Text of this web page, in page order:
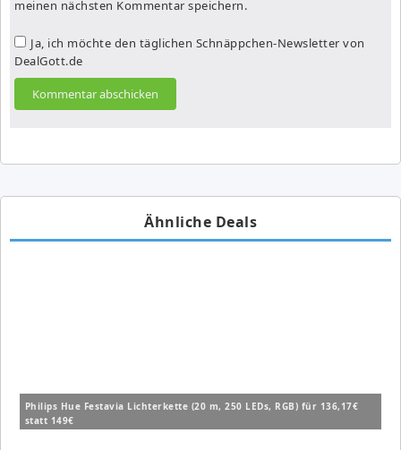
meinen nächsten Kommentar speichern.
Ja, ich möchte den täglichen Schnäppchen-Newsletter von
DealGott.de
Ähnliche Deals
Philips Hue Festavia Lichterkette (20 m, 250 LEDs, RGB) für 136,17€
statt 149€